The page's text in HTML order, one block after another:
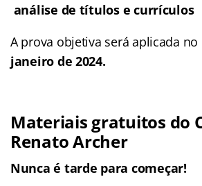
análise de títulos e currículos
A prova objetiva será aplicada no
janeiro de 2024.
Materiais gratuitos do
Renato Archer
Nunca é tarde para começar!